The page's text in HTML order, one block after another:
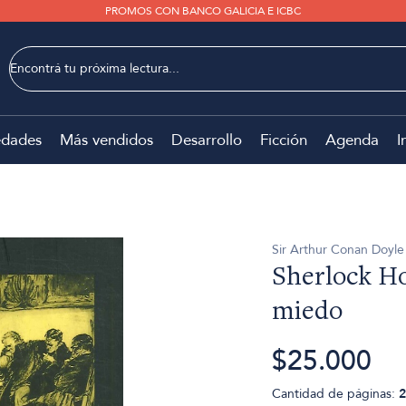
PROMOS CON BANCO GALICIA E ICBC
Más vendidos Desarrollo Ficción Agenda
Sir Arthur Conan Doyle
Sherlock
miedo
$25.000
Cantidad de páginas: